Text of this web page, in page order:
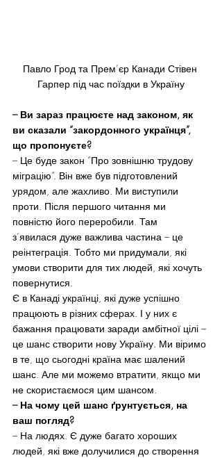
Павло Грод та Прем’єр Канади Стівен
Гарпер під час поїздки в Україну
– Ви зараз працюєте над законом, як
ви сказали “закордонного українця”,
що пропонуєте?
– Це буде закон “Про зовнішню трудову
міграцію”. Він вже був підготовлений
урядом, але жахливо. Ми виступили
проти. Після першого читання ми
повністю його переробили. Там
з’явилася дуже важлива частина – це
реінтеграція. Тобто ми придумали, які
умови створити для тих людей, які хочуть
повернутися.
Є в Канаді українці, які дуже успішно
працюють в різних сферах. І у них є
бажання працювати заради амбітної цілі –
це шанс створити нову Україну. Ми віримо
в те, що сьогодні країна має шалений
шанс. Але ми можемо втратити, якщо ми
не скористаємося цим шансом.
– На чому цей шанс ґрунтується, на
ваш погляд?
– На людях. Є дуже багато хороших
людей, які вже долучилися до створення